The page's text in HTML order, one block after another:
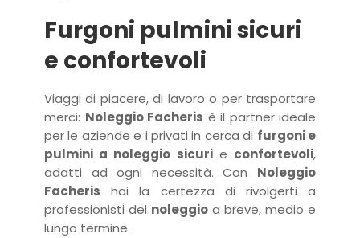
Furgoni pulmini sicuri
e confortevoli
Viaggi di piacere, di lavoro o per trasportare
merci: Noleggio Facheris è il partner ideale
per le aziende e i privati in cerca di furgoni e
pulmini a noleggio sicurie confortevoli,
adatti ad ogni necessità. Con Noleggio
Facheris hai la certezza di rivolgerti a
professionisti del noleggio a breve, medio e
lungo termine.